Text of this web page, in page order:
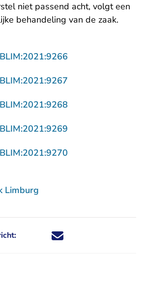
niet passend acht, volgt een
behandeling van de zaak.
Limburg
Deel dit nieuwsbericht via X -
Deel dit nieuwsbericht via
Deel dit nieuwsbericht
Deel dit